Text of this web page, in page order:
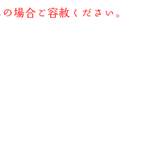
場合ご容赦ください。